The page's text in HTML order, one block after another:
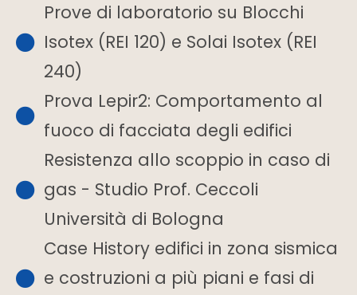
Prove di laboratorio su Blocchi
Isotex (REI 120) e Solai Isotex (REI
240)
Prova Lepir2: Comportamento al
fuoco di facciata degli edifici
Resistenza allo scoppio in caso di
gas - Studio Prof. Ceccoli
Università di Bologna
Case History edifici in zona sismica
e costruzioni a più piani e fasi di